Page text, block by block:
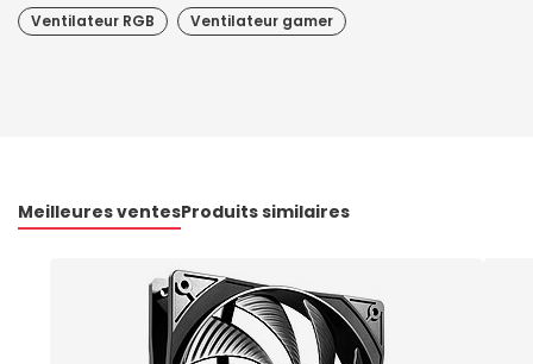
Ventilateur RGB Ventilateur gamer
Meilleures ventesProduits similaires